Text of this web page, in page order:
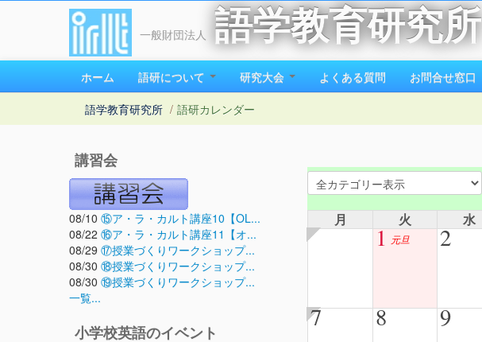
一般財団法人 語学教育研究所
ホーム 語研について 研究大会 よくある質問 お問合せ窓口
語学教育研究所 / 語研カレンダー
講習会
08/10 ⑮ア・ラ・カルト講座10【OL...
08/22 ⑯ア・ラ・カルト講座11【オ...
08/29 ⑰授業づくりワークショップ...
08/30 ⑱授業づくりワークショップ...
08/30 ⑲授業づくりワークショップ...
一覧...
小学校英語のイベント
月 火 水
1 元旦 2
7 8 9